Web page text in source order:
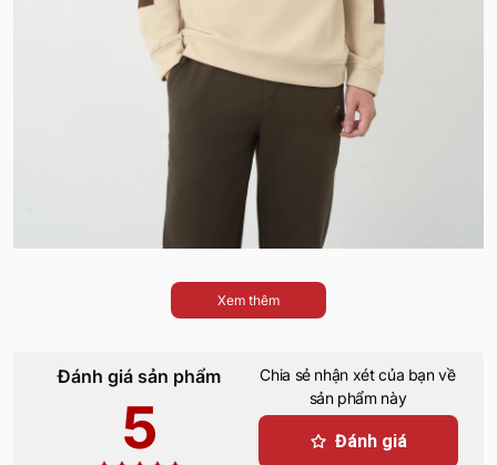
Xem thêm
Đánh giá sản phẩm
5
Chia sẻ nhận xét của bạn về
sản phẩm này
Đánh giá